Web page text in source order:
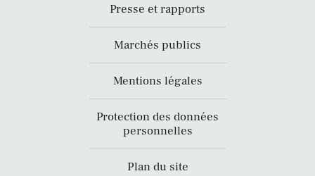
Presse et rapports
Marchés publics
Mentions légales
Protection des données
personnelles
Plan du site